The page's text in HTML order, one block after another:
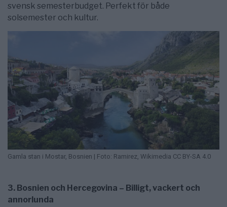
svensk semesterbudget. Perfekt för både
solsemester och kultur.
Gamla stan i Mostar, Bosnien | Foto: Ramirez, Wikimedia CC BY-SA 4.0
3. Bosnien och Hercegovina – Billigt, vackert och
annorlunda